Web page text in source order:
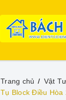
Trang chủ
Vật
Tụ Block Điều